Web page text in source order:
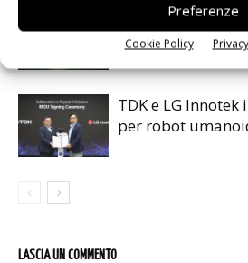
Preferenze
Cookie Policy
Renesas lancia
MRDIMM Gen 3
TDK e LG
per robot
LASCIA UN COMMENTO